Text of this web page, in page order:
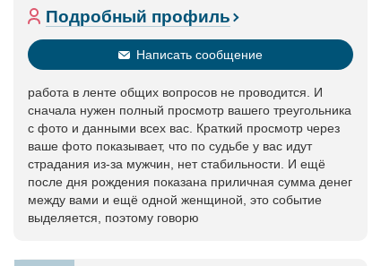
Подробный профиль
Написать сообщение
работа в ленте общих вопросов не проводится. И
сначала нужен полный просмотр вашего треугольника
с фото и данными всех вас. Краткий просмотр через
ваше фото показывает, что по судьбе у вас идут
страдания из-за мужчин, нет стабильности. И ещё
после дня рождения показана приличная сумма денег
между вами и ещё одной женщиной, это событие
выделяется, поэтому говорю